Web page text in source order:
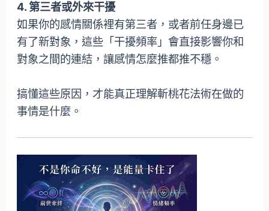
4. 第三者或外來干擾
如果你的感情關係裡有第三者，或者前任身邊已
有了新對象，這些「干擾頻率」會直接影響你和
對象之間的連結，讓感情怎麼推都推不穩。
搞懂這些原因，才能真正理解斬桃花法術在做的
事情是什麼。